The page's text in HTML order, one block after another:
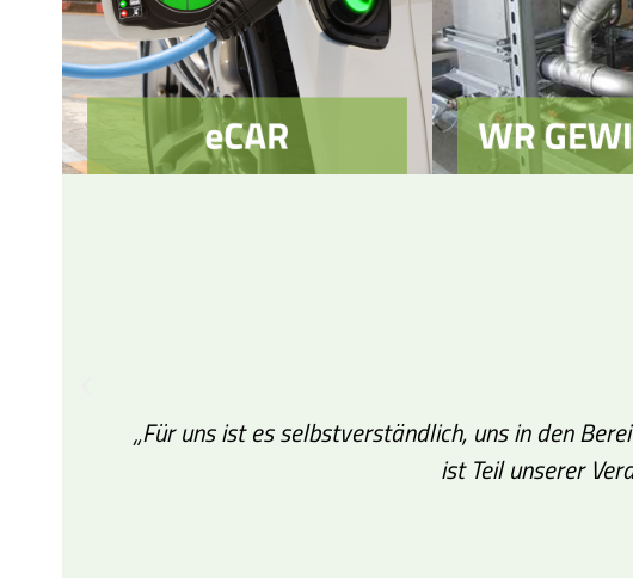
„Für uns ist es selbstverständlich, uns in den
ist Teil unserer